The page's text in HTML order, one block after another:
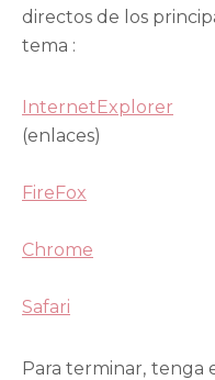
directos de los
tema :
InternetExplorer
(enlaces)
FireFox
Chrome
Safari
Para terminar,